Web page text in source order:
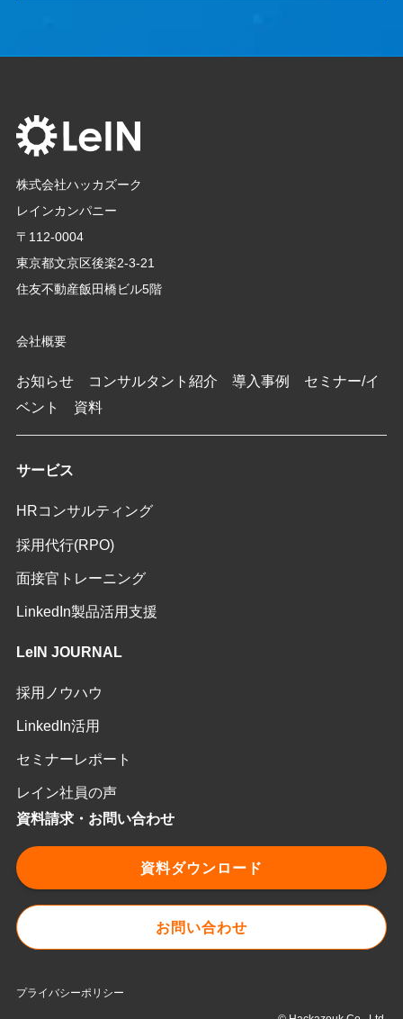
株式会社ハッカズーク
レインカンパニー
〒112-0004
東京都文京区後楽2-3-21
住友不動産飯田橋ビル5階
会社概要
お知らせ コンサルタント紹介 導入事例
セミナー/イ
ベント
資料
サービス
HRコンサルティング
採用代行(RPO)
面接官トレーニング
LinkedIn製品活用支援
LeIN JOURNAL
採用ノウハウ
LinkedIn活用
セミナーレポート
レイン社員の声
資料請求・お問い合わせ
資料ダウンロード
お問い合わせ
プライバシーポリシー